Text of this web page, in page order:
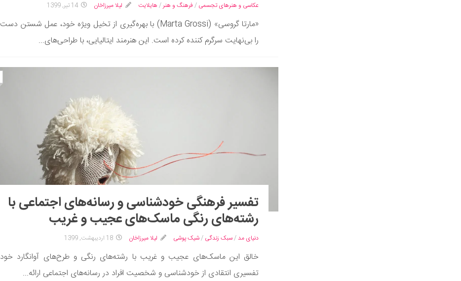
عکاسی و هنرهای تجسمی / فرهنگ و هنر/ هایلایت لیلا میرزاخان 14 تیر, 1399
«مارتا گروسی» (Marta Grossi) با بهره‌گیری از تخیل ویژه خود، عمل شستن دست
را بی‌نهایت سرگرم کننده کرده است. این هنرمند ایتالیایی، با طراحی‌های...
تفسیر فرهنگی خودشناسی و رسانه‌های اجتماعی با
رشته‌های رنگی ماسک‌های عجیب و غریب
دنیای مد/سبک زندگی /شیک پوشی لیلا میرزاخان 18 اردیبهشت, 1399
خالق این ماسک‌های عجیب و غریب با رشته‌های رنگی و طرح‌های آوانگارد خود
تفسیری انتقادی از خودشناسی و شخصیت افراد در رسانه‌های اجتماعی ارائه...